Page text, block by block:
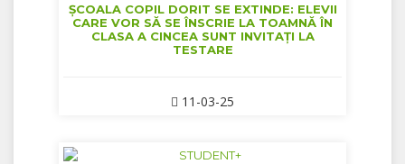
ȘCOALA COPIL DORIT SE EXTINDE: ELEVII
CARE VOR SĂ SE ÎNSCRIE LA TOAMNĂ ÎN
CLASA A CINCEA SUNT INVITAȚI LA
TESTARE
11-03-25